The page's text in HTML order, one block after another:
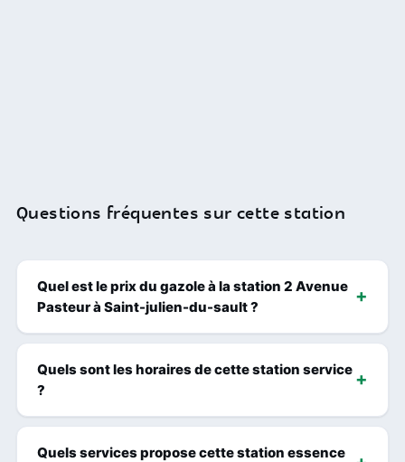
Questions fréquentes sur cette station
Quel est le prix du gazole à la station 2 Avenue
Pasteur à Saint-julien-du-sault ?
Quels sont les horaires de cette station service
?
Quels services propose cette station essence